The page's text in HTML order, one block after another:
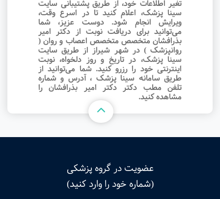
تغیر اطلاعات خود، از طریق پشتیبانی سایت
سینا پزشک، اعلام کنید تا در اسرع وقت‌،
ویرایش انجام شود. دوست عزیز، شما
می‌توانید برای دریافت نوبت از دکتر امیر
بذرافشان متخصص متخصص اعصاب و روان (
روانپزشک ) در شهر شیراز از طریق سایت
سینا پزشک، در تاریخ و روز دلخواه، نوبت
اینترنتی خود را رزرو کنید. شما می‌توانید از
طریق سامانه سینا پزشک ، آدرس و شماره
تلفن مطب دکتر دکتر امیر بذرافشان را
مشاهده کنید.
عضویت در گروه پزشکی
(شماره خود را وارد کنید)